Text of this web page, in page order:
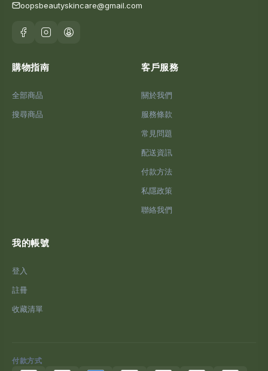
oopsbeautyskincare@gmail.com
購物指南
全部商品
搜尋商品
客戶服務
關於我們
服務條款
常見問題
配送資訊
付款方法
私隱政策
聯絡我們
我的帳號
登入
註冊
收藏清單
付款方式